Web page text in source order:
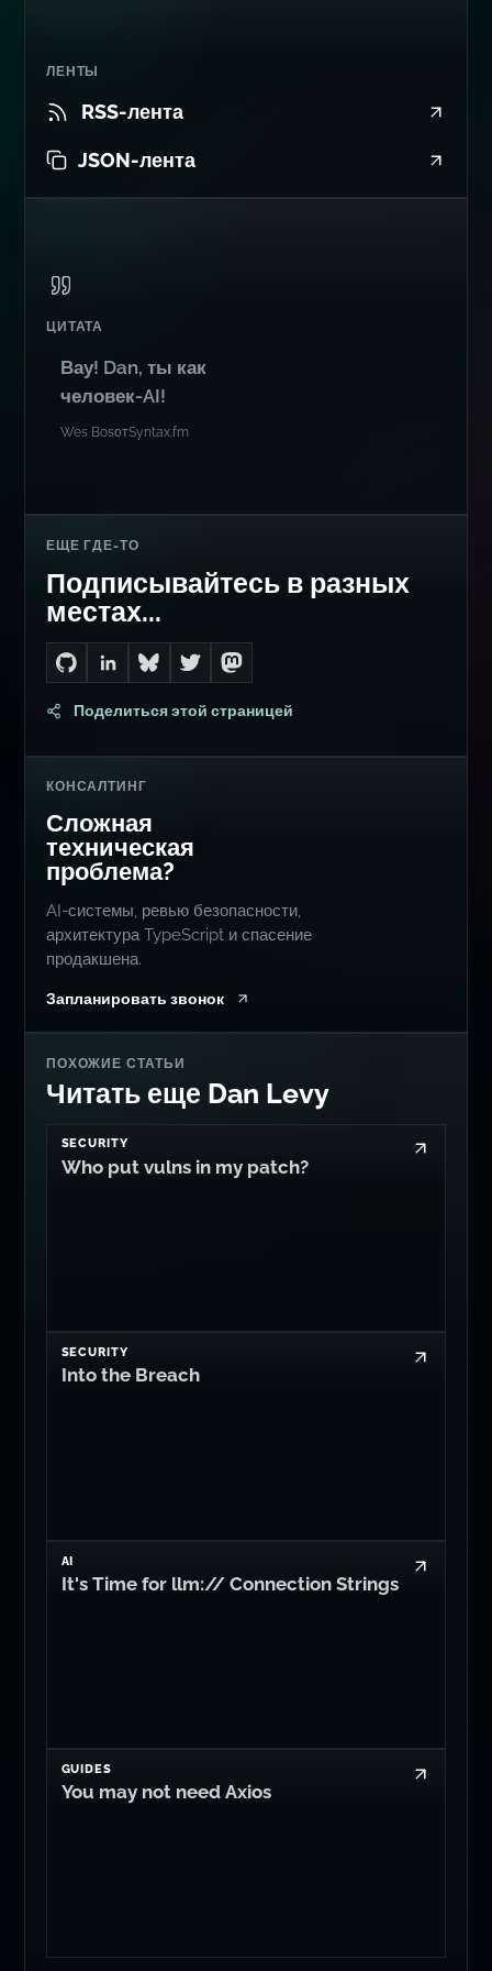
ЛЕНТЫ
RSS-лента
JSON-лента
ЦИТАТА
Вау! Dan, ты как
человек-AI!
Wes BosотSyntax.fm
ЕЩЕ ГДЕ-ТО
Подписывайтесь в разных
местах...
Go to Dan's GitHub
Connect with me on LinkedIn
Follow me on Bluesky
Follow me on Twitter
Follow me on Mastodon
Поделиться этой страницей
КОНСАЛТИНГ
Сложная
техническая
проблема?
AI-системы, ревью безопасности,
архитектура TypeScript и спасение
продакшена.
Запланировать звонок
ПОХОЖИЕ СТАТЬИ
Читать еще Dan Levy
SECURITY
Who put vulns in my patch?
SECURITY
Into the Breach
AI
It's Time for llm:// Connection Strings
GUIDES
You may not need Axios